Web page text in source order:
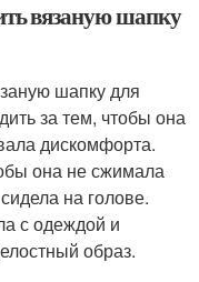
вязаную шапку
шапку для
за тем, чтобы она
дискомфорта.
она не сжимала
на голове.
с одеждой и
образ.